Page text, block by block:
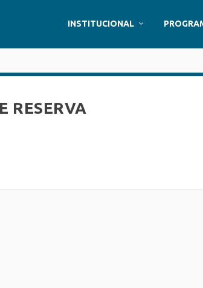
INSTITUCIONAL
RESERVA